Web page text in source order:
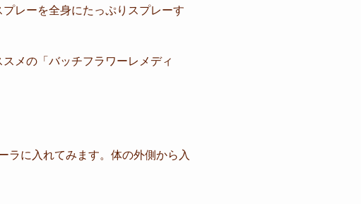
レーを全身にたっぷりスプレーす
スメの「バッチフラワーレメディ
ラに入れてみます。体の外側から入